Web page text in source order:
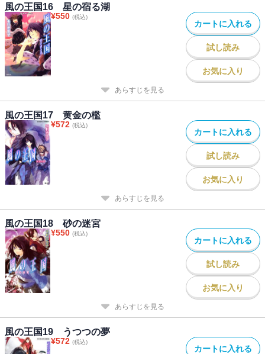
風の王国16 星の宿る湖
¥550 (税込)
カートに入れる
試し読み
お気に入り
あらすじを見る
風の王国17 黄金の檻
¥572 (税込)
カートに入れる
試し読み
お気に入り
あらすじを見る
風の王国18 砂の迷宮
¥550 (税込)
カートに入れる
試し読み
お気に入り
あらすじを見る
風の王国19 うつつの夢
¥572 (税込)
カートに入れる